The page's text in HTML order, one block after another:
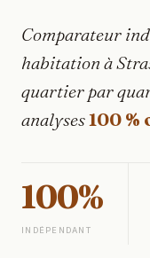
Comparateur
habitation à
quartier par
analyses100 %
100%
INDÉPENDANT